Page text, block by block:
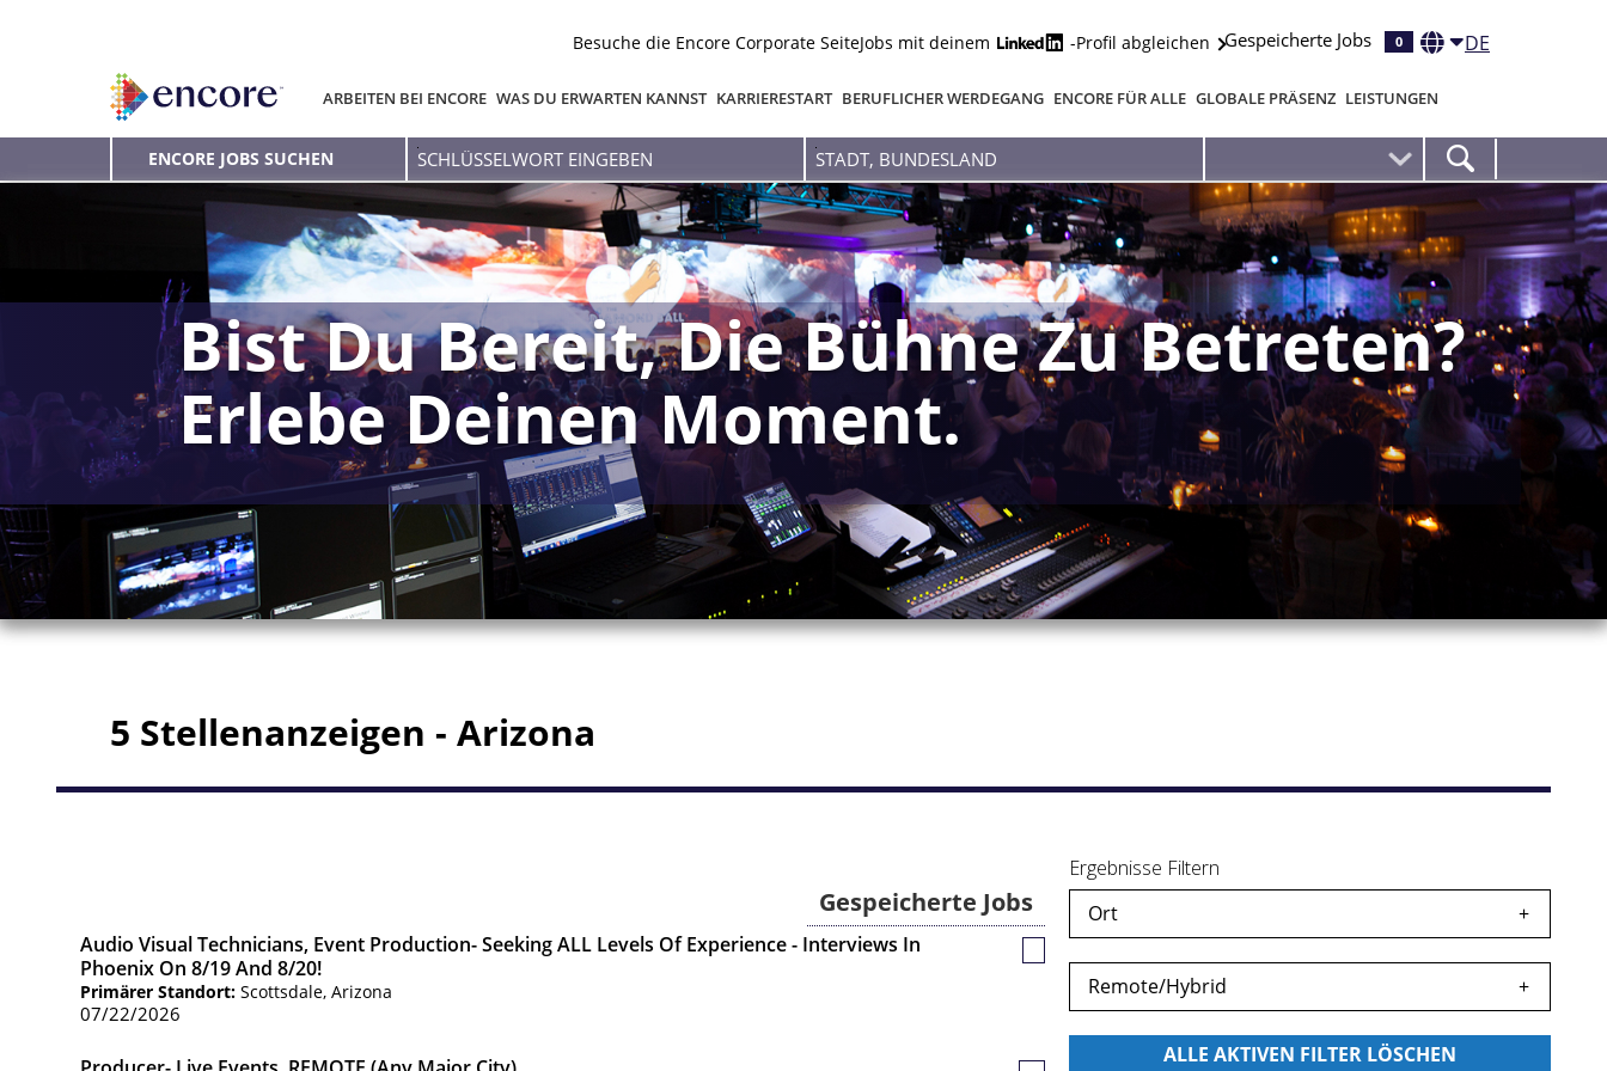
Besuche die Encore Corporate SeiteJobs mit deinem -Profil abgleichen Gespeicherte Jobs 0 DE
ARBEITEN BEI ENCORE WAS DU ERWARTEN KANNST KARRIERESTART BERUFLICHER WERDEGANG ENCORE FÜR ALLE GLOBALE PRÄSENZ LEISTUNGEN
ENCORE JOBS SUCHEN
Schlüsselwort
eingeben
Stadt,
Bundesland
Bist Du Bereit, Die Bühne Zu Betreten?
Erlebe Deinen Moment.
5 Stellenanzeigen - Arizona
Gespeicherte Jobs
Audio Visual Technicians, Event Production- Seeking ALL Levels Of Experience - Interviews In
Phoenix On 8/19 And 8/20!
Primärer Standort: Scottsdale, Arizona
07/22/2026
Gespeicherte
Ergebnisse Filtern
Ort
Remote/Hybrid